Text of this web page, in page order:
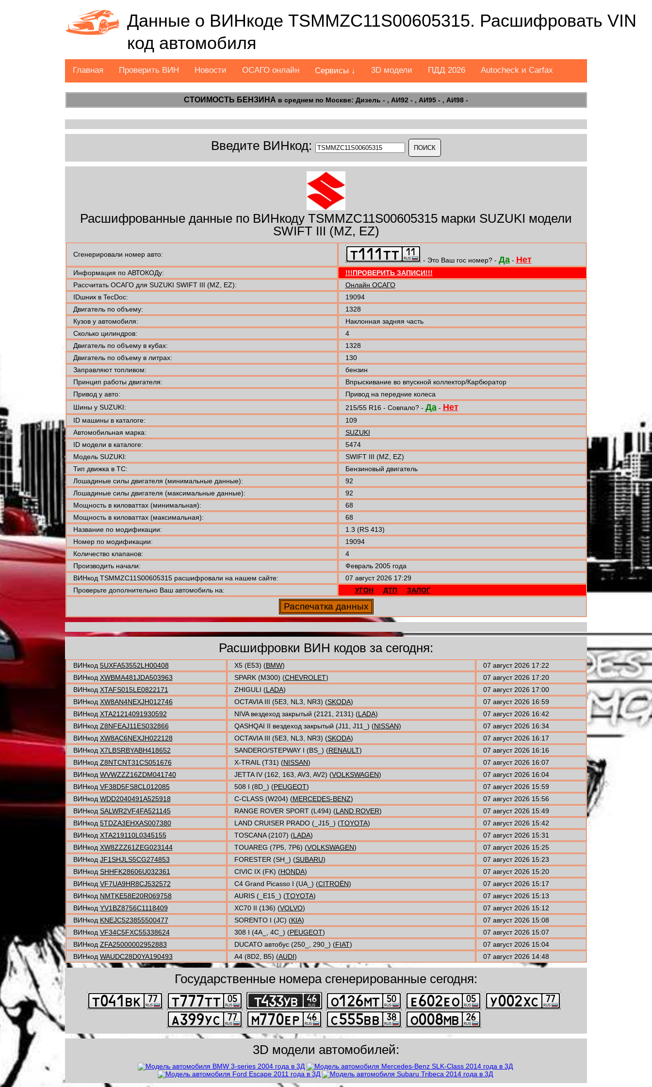
Данные о ВИНкоде TSMMZC11S00605315. Расшифровать VIN
код автомобиля
Главная Проверить ВИН Новости ОСАГО онлайн Сервисы ↓ 3D модели ПДД 2026 Autocheck и Carfax
СТОИМОСТЬ БЕНЗИНА в среднем по Москве: Дизель - , АИ92 - , АИ95 - , АИ98 -
Введите ВИНкод:
Расшифрованные данные по ВИНкоду TSMMZC11S00605315 марки SUZUKI модели
SWIFT III (MZ, EZ)
Сгенерировали номер авто:
- Это Ваш гос номер? - Да- Нет
Информация по АВТОКОДу:
!!!ПРОВЕРИТЬ ЗАПИСИ!!!
Рассчитать ОСАГО для SUZUKI SWIFT III (MZ, EZ):
Онлайн ОСАГО
IDшник в TecDoc:
19094
Двигатель по объему:
1328
Кузов у автомобиля:
Наклонная задняя часть
Сколько цилиндров:
4
Двигатель по объему в кубах:
1328
Двигатель по объему в литрах:
130
Заправляют топливом:
бензин
Принцип работы двигателя:
Впрыскивание во впускной коллектор/Карбюратор
Привод у авто:
Привод на передние колеса
Шины у SUZUKI:
215/55 R16 - Совпало? - Да- Нет
ID машины в каталоге:
109
Автомобильная марка:
SUZUKI
ID модели в каталоге:
5474
Модель SUZUKI:
SWIFT III (MZ, EZ)
Тип движка в ТС:
Бензиновый двигатель
Лошадиные силы двигателя (минимальные данные):
92
Лошадиные силы двигателя (максимальные данные):
92
Мощность в киловаттах (минимальная):
68
Мощность в киловаттах (максимальная):
68
Название по модификации:
1.3 (RS 413)
Номер по модификации:
19094
Количество клапанов:
4
Производить начали:
Февраль 2005 года
ВИНкод TSMMZC11S00605315 расшифровали на нашем сайте:
07 август 2026 17:29
Проверьте дополнительно Ваш автомобиль на:
УГОН ДТП ЗАЛОГ
Расшифровки ВИН кодов за сегодня:
ВИНкод 5UXFA53552LH00408 X5 (E53) (BMW)
07 август 2026 17:22
ВИНкод XWBMA481JDA503963 SPARK (M300) (CHEVROLET)
07 август 2026 17:20
ВИНкод XTAFS015LE0822171 ZHIGULI (LADA)
07 август 2026 17:00
ВИНкод XW8AN4NEXJH012746 OCTAVIA III (5E3, NL3, NR3) (SKODA)
07 август 2026 16:59
ВИНкод XTA21214091930592 NIVA вездеход закрытый (2121, 2131) (LADA)
07 август 2026 16:42
ВИНкод Z8NFEAJ11ES032866 QASHQAI II вездеход закрытый (J11, J11_) (NISSAN)
07 август 2026 16:34
ВИНкод XW8AC6NEXJH022128 OCTAVIA III (5E3, NL3, NR3) (SKODA)
07 август 2026 16:17
ВИНкод X7LBSRBYABH418652 SANDERO/STEPWAY I (BS_) (RENAULT)
07 август 2026 16:16
ВИНкод Z8NTCNT31CS051676 X-TRAIL (T31) (NISSAN)
07 август 2026 16:07
ВИНкод WVWZZZ16ZDM041740 JETTA IV (162, 163, AV3, AV2) (VOLKSWAGEN)
07 август 2026 16:04
ВИНкод VF38D5FS8CL012085 508 I (8D_) (PEUGEOT)
07 август 2026 15:59
ВИНкод WDD2040491A525918 C-CLASS (W204) (MERCEDES-BENZ)
07 август 2026 15:56
ВИНкод SALWR2VF4FA521145 RANGE ROVER SPORT (L494) (LAND ROVER)
07 август 2026 15:49
ВИНкод 5TDZA3EHXAS007380 LAND CRUISER PRADO (_J15_) (TOYOTA)
07 август 2026 15:42
ВИНкод XTA219110L0345155 TOSCANA (2107) (LADA)
07 август 2026 15:31
ВИНкод XW8ZZZ61ZEG023144 TOUAREG (7P5, 7P6) (VOLKSWAGEN)
07 август 2026 15:25
ВИНкод JF1SHJLS5CG274853 FORESTER (SH_) (SUBARU)
07 август 2026 15:23
ВИНкод SHHFK28606U032361 CIVIC IX (FK) (HONDA)
07 август 2026 15:20
ВИНкод VF7UA9HR8CJ532572 C4 Grand Picasso I (UA_) (CITROËN)
07 август 2026 15:17
ВИНкод NMTKE58E20R069758 AURIS (_E15_) (TOYOTA)
07 август 2026 15:13
ВИНкод YV1BZ8756C1118409 XC70 II (136) (VOLVO)
07 август 2026 15:12
ВИНкод KNEJC523855500477 SORENTO I (JC) (KIA)
07 август 2026 15:08
ВИНкод VF34C5FXC55338624 308 I (4A_, 4C_) (PEUGEOT)
07 август 2026 15:07
ВИНкод ZFA25000002952883 DUCATO автобус (250_, 290_) (FIAT)
07 август 2026 15:04
ВИНкод WAUDC28D0YA190493 A4 (8D2, B5) (AUDI) 07 август 2026 14:48
Государственные номера сгенерированные сегодня:
3D модели автомобилей: